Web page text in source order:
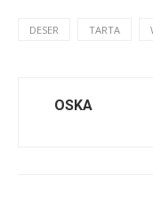
DESER TARTA
OSKA